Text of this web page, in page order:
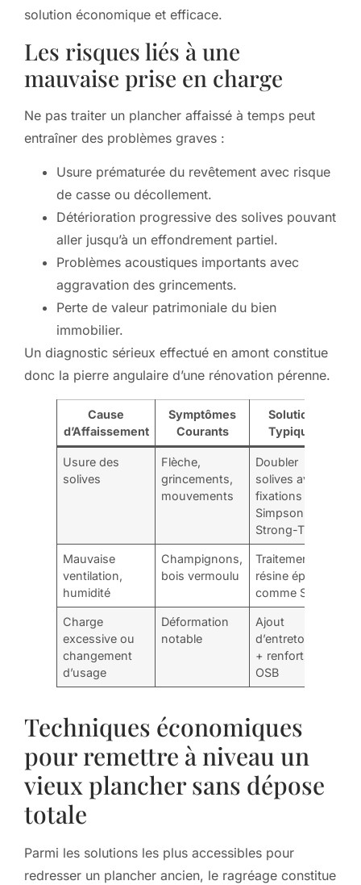
solution économique et efficace.
Les risques liés à une
mauvaise prise en charge
Ne pas traiter un plancher affaissé à temps peut
entraîner des problèmes graves :
Usure prématurée du revêtement avec risque
de casse ou décollement.
Détérioration progressive des solives pouvant
aller jusqu’à un effondrement partiel.
Problèmes acoustiques importants avec
aggravation des grincements.
Perte de valeur patrimoniale du bien
immobilier.
Un diagnostic sérieux effectué en amont constitue
donc la pierre angulaire d’une rénovation pérenne.
Cause
d’Affaissement
Symptômes
Courants
Solution
Typique
Usure des
solives
Flèche,
grincements,
mouvements
Doubler
solives avec
fixations
Simpson
Strong-Tie
Mauvaise
ventilation,
humidité
Champignons,
bois vermoulu
Traitement +
résine époxy
comme Sika
Charge
excessive ou
changement
d’usage
Déformation
notable
Ajout
d’entretoises
+ renforts
OSB
Techniques économiques
pour remettre à niveau un
vieux plancher sans dépose
totale
Parmi les solutions les plus accessibles pour
redresser un plancher ancien, le ragréage constitue